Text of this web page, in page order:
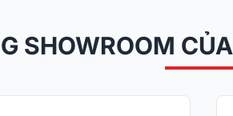
SHOWROOM